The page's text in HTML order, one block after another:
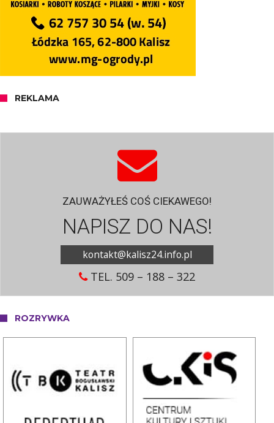
REKLAMA
ZAUWAŻYŁEŚ COŚ CIEKAWEGO!
NAPISZ DO NAS!
kontakt@kalisz24.info.pl
TEL. 509 – 188 – 322
ROZRYWKA